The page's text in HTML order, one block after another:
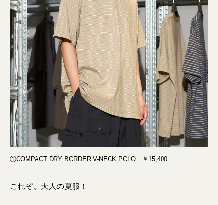
①COMPACT DRY BORDER V-NECK POLO ￥15,400
これぞ、大人の夏服！